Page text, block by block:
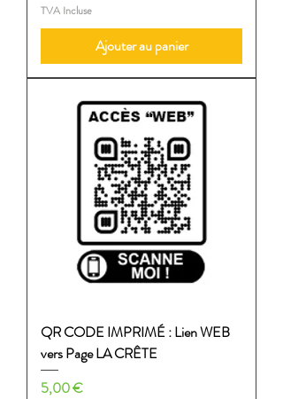
TVA Incluse
Ajouter au panier
QR CODE IMPRIMÉ : Lien WEB
vers Page LA CRÊTE
Prix
5,00 €